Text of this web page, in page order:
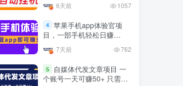
网易云音乐黑胶会员，三个
官方免费领取教程，最高可
领1年
4年前 1.4W+人已阅读
十大电脑挂机赚钱
4年前 1.2W+人已阅读
6天前 1057
4 苹果手机app体验官项
目，一部手机轻松日赚
载安装app即可获取高额收
益
7天前 762
5
自媒体代发文章项目 一
个账号一天可赚50+ 只需动